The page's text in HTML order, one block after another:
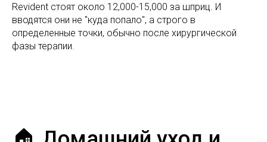
Revident стоят около 12,000-15,000 за шприц. И
вводятся они не "куда попало", а строго в
определенные точки, обычно после хирургической
фазы терапии.